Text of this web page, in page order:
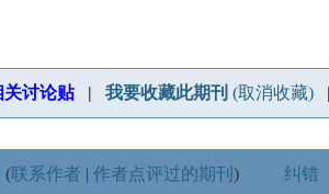
关讨论贴| 我要收藏此期刊 (取消收藏)
(联系作者 | 作者点评过的期刊 )
纠错